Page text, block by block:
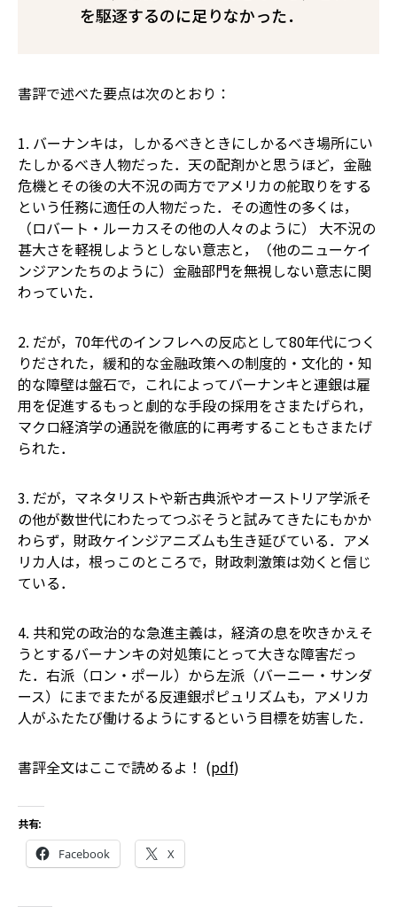
を駆逐するのに足りなかった．
書評で述べた要点は次のとおり：
1. バーナンキは，しかるべきときにしかるべき場所にい
たしかるべき人物だった．天の配剤かと思うほど，金融
危機とその後の大不況の両方でアメリカの舵取りをする
という任務に適任の人物だった．その適性の多くは，
（ロバート・ルーカスその他の人々のように） 大不況の
甚大さを軽視しようとしない意志と，（他のニューケイ
ンジアンたちのように）金融部門を無視しない意志に関
わっていた．
2. だが，70年代のインフレへの反応として80年代につく
りだされた，緩和的な金融政策への制度的・文化的・知
的な障壁は盤石で，これによってバーナンキと連銀は雇
用を促進するもっと劇的な手段の採用をさまたげられ，
マクロ経済学の通説を徹底的に再考することもさまたげ
られた．
3. だが，マネタリストや新古典派やオーストリア学派そ
の他が数世代にわたってつぶそうと試みてきたにもかか
わらず，財政ケインジアニズムも生き延びている．アメ
リカ人は，根っこのところで，財政刺激策は効くと信じ
ている．
4. 共和党の政治的な急進主義は，経済の息を吹きかえそ
うとするバーナンキの対処策にとって大きな障害だっ
た．右派（ロン・ポール）から左派（バーニー・サンダ
ース）にまでまたがる反連銀ポピュリズムも，アメリカ
人がふたたび働けるようにするという目標を妨害した．
書評全文はここで読めるよ！ (pdf)
共有:
Facebook X